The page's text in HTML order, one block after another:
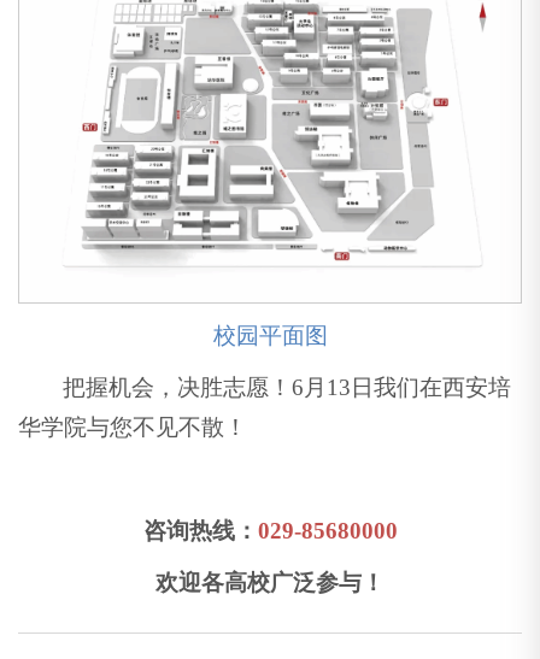
校园平面图
把握机会，决胜志愿！6月13日我们在西安培
华学院与您不见不散！
咨询热线： 029-85680000
欢迎各高校广泛参与！